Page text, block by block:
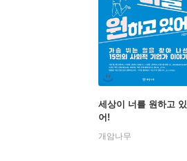
세상이 너를 원하고 있
어!
개암나무